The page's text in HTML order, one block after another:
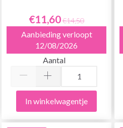
€11,60€14,50
Aanbieding verloopt
12/08/2026
Aantal
In winkelwagentje